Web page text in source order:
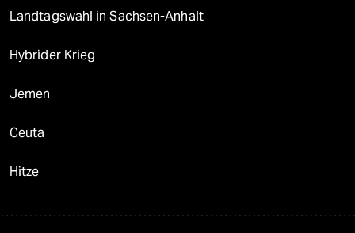
Landtagswahl in Sachsen-Anhalt
Hybrider Krieg
Jemen
Ceuta
Hitze